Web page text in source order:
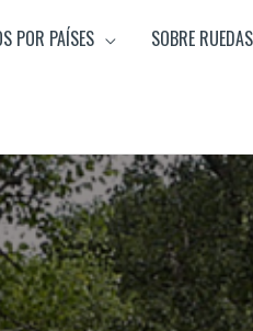
POR PAÍSES SOBRE RUEDAS